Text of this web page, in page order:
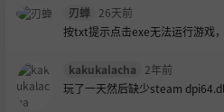
刃蝉 26天前
按txt提示点击exe无法运行游戏
kakukalacha 2年前
玩了一天然后缺少steam